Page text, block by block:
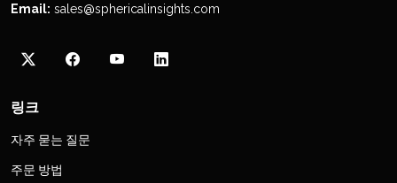
Email: sales@sphericalinsights.com
링크
자주 묻는 질문
주문 방법